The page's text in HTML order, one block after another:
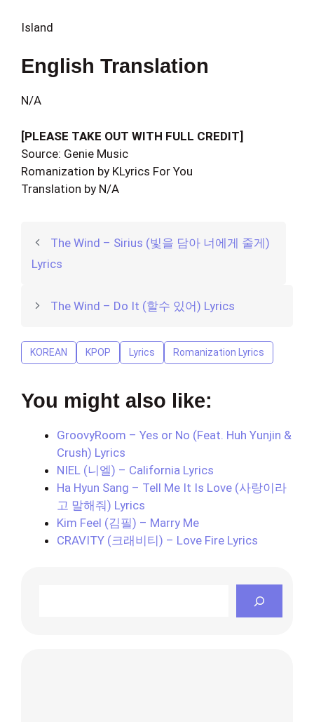
Island
English Translation
N/A
[PLEASE TAKE OUT WITH FULL CREDIT]
Source: Genie Music
Romanization by KLyrics For You
Translation by N/A
The Wind – Sirius (빛을 담아 너에게 줄게)
Lyrics
The Wind – Do It (할수 있어) Lyrics
KOREAN KPOP Lyrics Romanization Lyrics
You might also like:
GroovyRoom – Yes or No (Feat. Huh Yunjin &
Crush) Lyrics
NIEL (니엘) – California Lyrics
Ha Hyun Sang – Tell Me It Is Love (사랑이라
고 말해줘) Lyrics
Kim Feel (김필) – Marry Me
CRAVITY (크래비티) – Love Fire Lyrics